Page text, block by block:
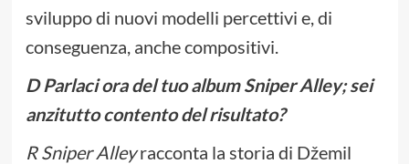
sviluppo di nuovi modelli percettivi e, di
conseguenza, anche compositivi.
D Parlaci ora del tuo album Sniper Alley; sei
anzitutto contento del risultato?
R Sniper Alleyracconta la storia di Džemil